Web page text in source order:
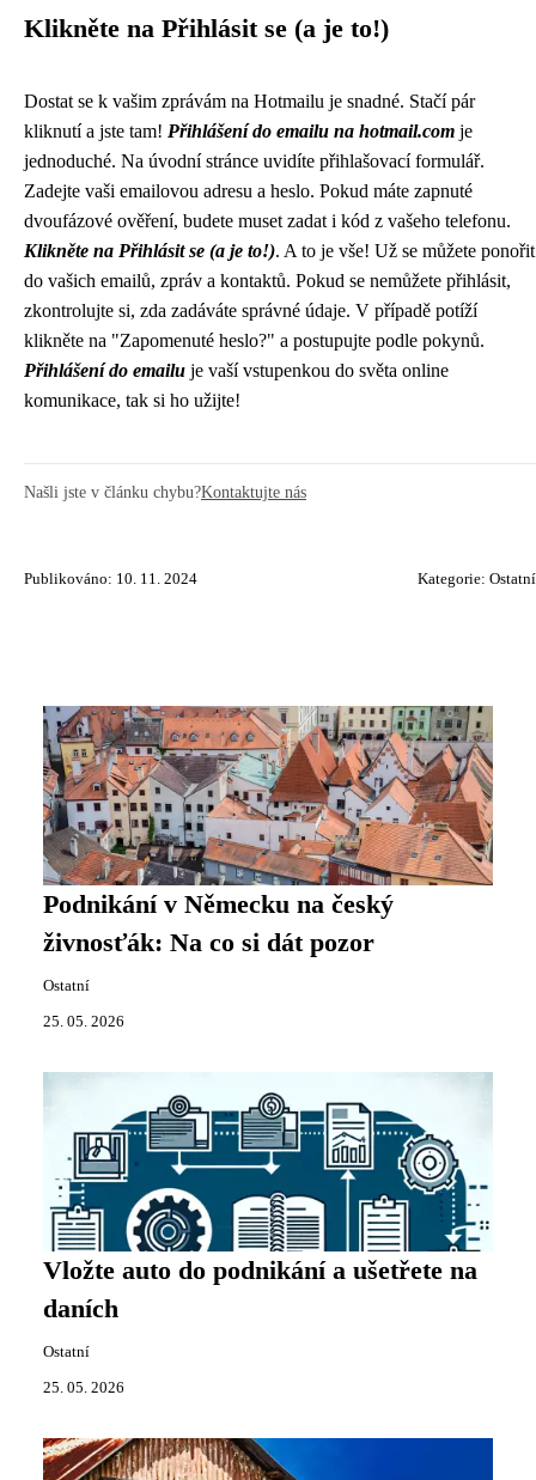
Klikněte na Přihlásit se (a je to!)
Dostat se k vašim zprávám na Hotmailu je snadné. Stačí pár
kliknutí a jste tam! Přihlášení do emailu na hotmail.com je
jednoduché. Na úvodní stránce uvidíte přihlašovací formulář.
Zadejte vaši emailovou adresu a heslo. Pokud máte zapnuté
dvoufázové ověření, budete muset zadat i kód z vašeho telefonu.
Klikněte na Přihlásit se (a je to!). A to je vše! Už se můžete ponořit
do vašich emailů, zpráv a kontaktů. Pokud se nemůžete přihlásit,
zkontrolujte si, zda zadáváte správné údaje. V případě potíží
klikněte na "Zapomenuté heslo?" a postupujte podle pokynů.
Přihlášení do emailu je vaší vstupenkou do světa online
komunikace, tak si ho užijte!
Našli jste v článku chybu?Kontaktujte nás
Publikováno: 10. 11. 2024 Kategorie: Ostatní
Podnikání v Německu na český
živnosťák: Na co si dát pozor
Ostatní
25. 05. 2026
Vložte auto do podnikání a ušetřete na
daních
Ostatní
25. 05. 2026